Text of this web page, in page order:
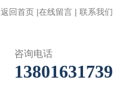
返回首页 |在线留言 | 联系我们
咨询电话
13801631739